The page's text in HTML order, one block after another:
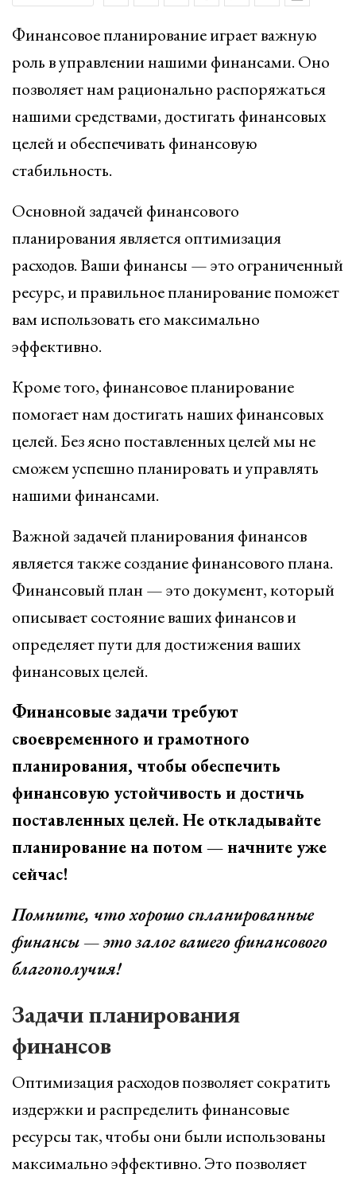
Финансовое планирование играет важную
роль в управлении нашими финансами. Оно
позволяет нам рационально распоряжаться
нашими средствами, достигать финансовых
целей и обеспечивать финансовую
стабильность.
Основной задачей финансового
планирования является оптимизация
расходов. Ваши финансы — это ограниченный
ресурс, и правильное планирование поможет
вам использовать его максимально
эффективно.
Кроме того, финансовое планирование
помогает нам достигать наших финансовых
целей. Без ясно поставленных целей мы не
сможем успешно планировать и управлять
нашими финансами.
Важной задачей планирования финансов
является также создание финансового плана.
Финансовый план — это документ, который
описывает состояние ваших финансов и
определяет пути для достижения ваших
финансовых целей.
Финансовые задачи требуют
своевременного и грамотного
планирования, чтобы обеспечить
финансовую устойчивость и достичь
поставленных целей. Не откладывайте
планирование на потом — начните уже
сейчас!
Помните, что хорошо спланированные
финансы — это залог вашего финансового
благополучия!
Задачи планирования
финансов
Оптимизация расходов позволяет сократить
издержки и распределить финансовые
ресурсы так, чтобы они были использованы
максимально эффективно. Это позволяет